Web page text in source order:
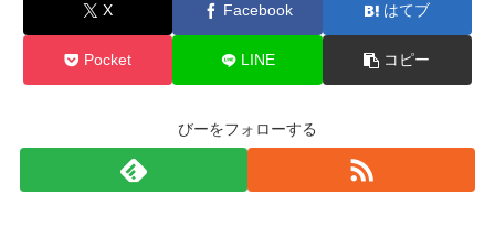
X Facebook はてブ
Pocket LINE コピー
びーをフォローする